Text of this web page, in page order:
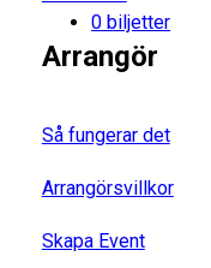
0 biljetter
Arrangör
Så fungerar det
Arrangörsvillkor
Skapa Event